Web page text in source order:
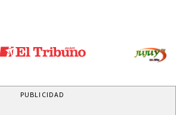
PUBLICIDAD